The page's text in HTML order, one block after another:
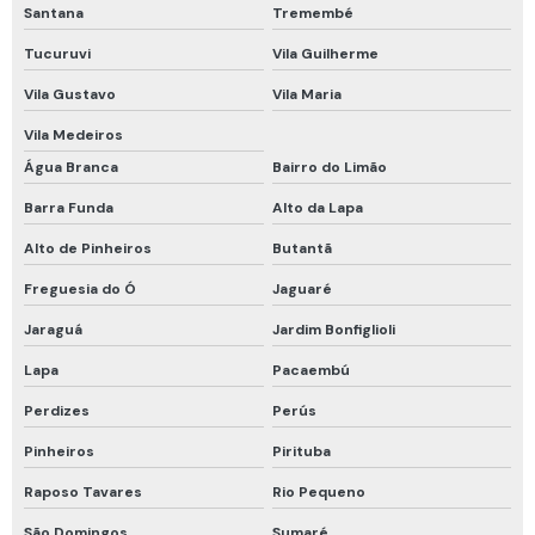
Manutenção de cilindros de ar respirável
Manutenção de detector de gases
Máscara de fuga
Máscara de fuga drager
Máscara de fuga mina subterrânea
Máscara descartável pff2
Máscara descartável pff2 com carvão ativado
Máscara descartável pff2 n95
Proteção em altura cinto de segurança
Proteção química tipo 5 e 6
Santana Tremembé
Tucuruvi Vila Guilherme
Vila Gustavo Vila Maria
Vila Medeiros
Água Branca
Bairro do Limão
Barra Funda Alto da Lapa
Alto de Pinheiros Butantã
Freguesia do Ó Jaguaré
Jaraguá Jardim Bonfiglioli
Lapa Pacaembú
Perdizes Perús
Pinheiros Pirituba
Raposo Tavares Rio Pequeno